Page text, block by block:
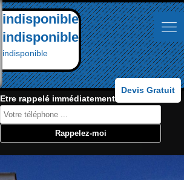
indisponible
indisponible
indisponible
Devis Gratuit
Etre rappelé immédiatement: